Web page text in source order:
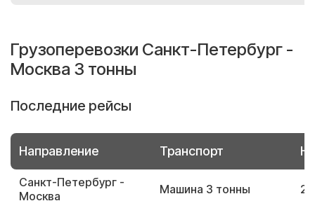
Грузоперевозки Санкт-Петербург -
Москва 3 тонны
Последние рейсы
Направление Транспорт
Санкт-Петербург -
Москва
Машина 3 тонны